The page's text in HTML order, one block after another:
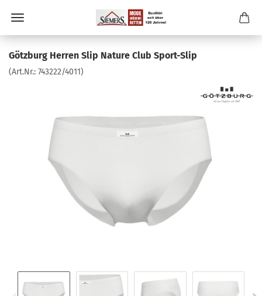
Götzburg Herren Slip Nature Club Sport-Slip
(Art.Nr.: 743222/4011)